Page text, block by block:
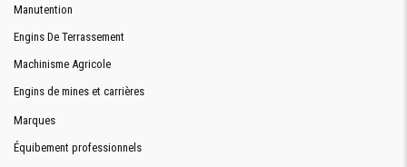
Manutention
Engins De Terrassement
Machinisme Agricole
Engins de mines et carrières
Marques
Équibement professionnels